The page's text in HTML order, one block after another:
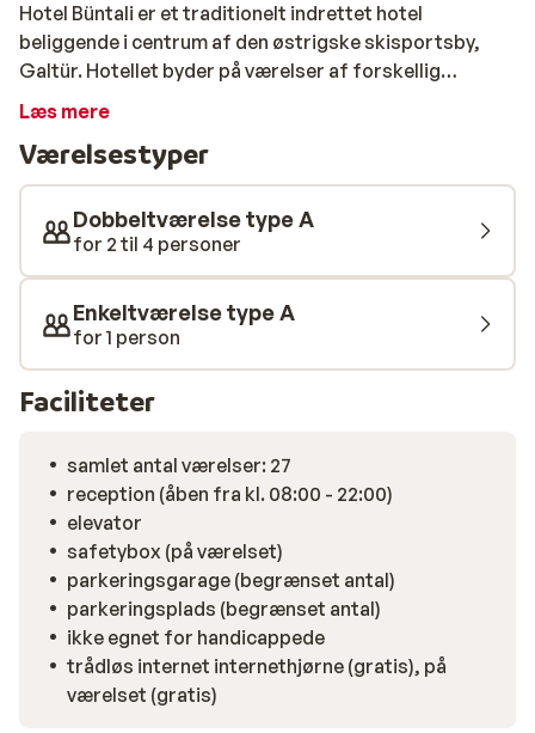
Hotel Büntali er et traditionelt indrettet hotel
beliggende i centrum af den østrigske skisportsby,
Galtür. Hotellet byder på værelser af forskellig
størrelse, hvoraf de største har plads til 4 personer. Til
wellnessafdeling med bl.a. sauna og tyrkisk bad. På
Hotel Büntali er morgenmad inkluderet, så du kan
starte dagen med et godt måltid, inden du tager
skibussen til skiliften. Om eftermiddagen, efter en
dag på pisten, kan du nyde en øl eller en drink i baren på
hotellet. Hotellet anbefales både til familier og børn.
Læs mere
Værelsestyper
Dobbeltværelse type A
for 2 til 4 personer
Enkeltværelse type A
for 1 person
Faciliteter
samlet antal værelser: 27
reception (åben fra kl. 08:00 - 22:00)
elevator
safetybox (på værelset)
parkeringsgarage (begrænset antal)
parkeringsplads (begrænset antal)
ikke egnet for handicappede
trådløs internet internethjørne (gratis), på
værelset (gratis)